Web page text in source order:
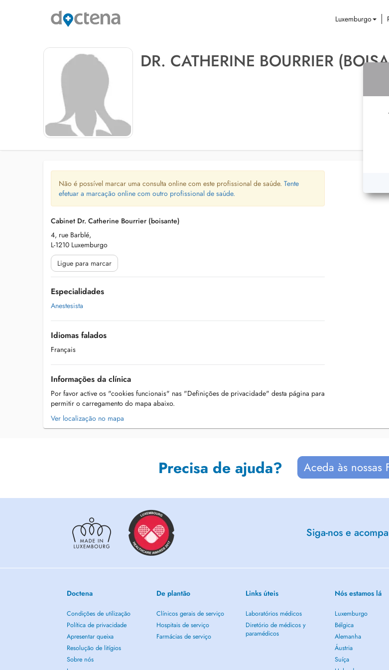
Luxemburgo
DR. CATHERINE BOURRIER
Não é possível marcar uma consulta online com este profissional de saúde. Tente
efetuar a marcação online com outro profissional de saúde.
Cabinet Dr. Catherine Bourrier (boisante)
4, rue Barblé,
L-1210 Luxemburgo
Ligue para marcar
Especialidades
Anestesista
Idiomas falados
Français
Informações da clínica
Por favor active os "cookies funcionais" nas "Definições de privacidade" desta página para
permitir o carregamento do mapa abaixo.
Ver localização no mapa
Precisa de ajuda? Aceda às nossas
Siga-nos e
Doctena
Condições de utilização
Política de privacidade
Apresentar queixa
Resolução de litígios
Sobre nós
De plantão
Clínicos gerais de serviço
Hospitais de serviço
Farmácias de serviço
Links úteis
Laboratórios médicos
Diretório de médicos y
paramédicos
Nós estamos lá
Luxemburgo
Bélgica
Alemanha
Áustria
Suíça